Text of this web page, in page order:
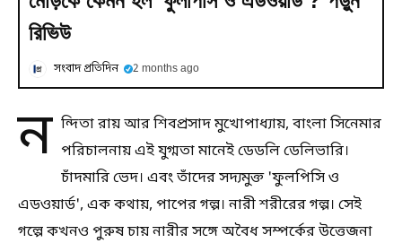
রিভিউ
সংবাদ প্রতিদিন 2 months ago
ন ন্দিতা রায় আর শিবপ্রসাদ মুখোপাধ্যায়, বাংলা সিনেমার
পরিচালনায় এই যুগ্মতা মানেই ডেডলি ডেলিভারি।
চাঁদমারি ভেদ। এবং তাঁদের সদ্যমুক্ত 'ফুলপিসি ও
এডওয়ার্ড', এক কথায়, পাপের গল্প। নারী শরীরের গল্প। সেই
গল্পে কখনও পুরুষ চায় নারীর সঙ্গে অবৈধ সম্পর্কের উত্তেজনা